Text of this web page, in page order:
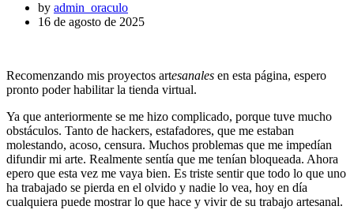
by admin_oraculo
16 de agosto de 2025
Recomenzando mis proyectos artesanales en esta página, espero
pronto poder habilitar la tienda virtual.
Ya que anteriormente se me hizo complicado, porque tuve mucho
obstáculos. Tanto de hackers, estafadores, que me estaban
molestando, acoso, censura. Muchos problemas que me impedían
difundir mi arte. Realmente sentía que me tenían bloqueada. Ahora
epero que esta vez me vaya bien. Es triste sentir que todo lo que uno
ha trabajado se pierda en el olvido y nadie lo vea, hoy en día
cualquiera puede mostrar lo que hace y vivir de su trabajo artesanal.